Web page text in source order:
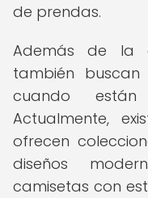
de prendas.
Además de la
también
cuando están
Actualmente,
ofrecen
diseños
camisetas con